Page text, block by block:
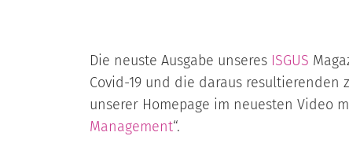
Die neuste Ausgabe unseres ISGUS
Covid-19 und die daraus
unserer Homepage im neuesten Video
Management“.